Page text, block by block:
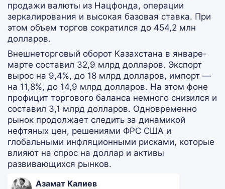
продажи валюты из Нацфонда, операции
зеркалирования и высокая базовая ставка. При
этом объем торгов сократился до 454,2 млн
долларов.
Внешнеторговый оборот Казахстана в январе-
марте составил 32,9 млрд долларов. Экспорт
вырос на 9,4%, до 18 млрд долларов, импорт —
на 11,8%, до 14,9 млрд долларов. На этом фоне
профицит торгового баланса немного снизился и
составил 3,1 млрд долларов. Одновременно
рынок продолжает следить за динамикой
нефтяных цен, решениями ФРС США и
глобальными инфляционными рисками, которые
влияют на спрос на доллар и активы
развивающихся рынков.
Азамат Калиев